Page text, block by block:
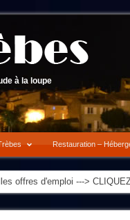
à la loupe
Restauration –
offres d'emploi --->